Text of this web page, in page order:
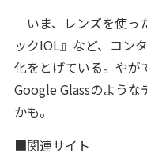
いま、レンズを使っ
ックIOL』など、コン
化をとげている。やが
Google Glassのような
かも。
■関連サイト